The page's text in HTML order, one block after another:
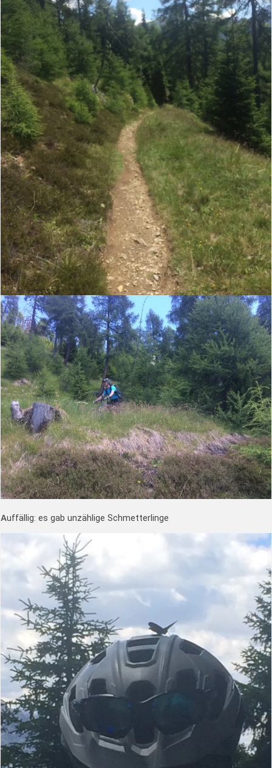
Auffällig: es gab unzählige Schmetterlinge